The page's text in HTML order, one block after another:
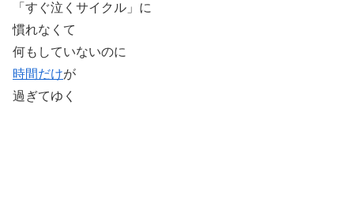
「すぐ泣くサイクル」に
慣れなくて
何もしていないのに
時間だけが
過ぎてゆく